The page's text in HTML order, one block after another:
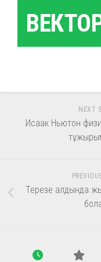
content
NEXT
Исаак Ньютон
Терезе алдында